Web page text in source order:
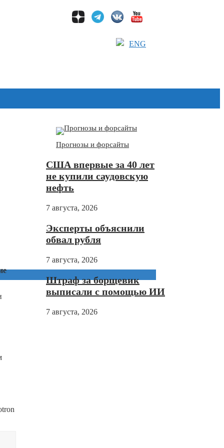
ENG
Прогнозы и форсайты
США впервые за 40 лет
не купили саудовскую
нефть
7 августа, 2026
Эксперты объяснили
обвал рубля
7 августа, 2026
Штраф за борщевик
выписали с помощью ИИ
7 августа, 2026